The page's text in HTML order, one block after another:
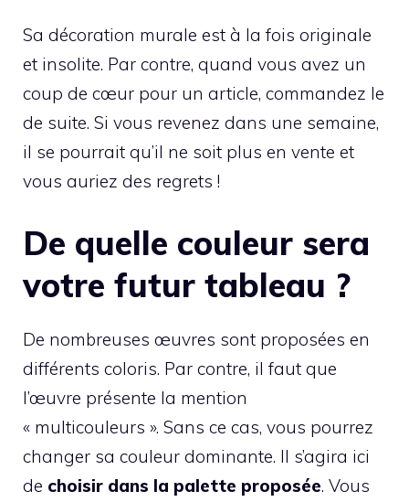
Sa décoration murale est à la fois originale
et insolite. Par contre, quand vous avez un
coup de cœur pour un article, commandez le
de suite. Si vous revenez dans une semaine,
il se pourrait qu’il ne soit plus en vente et
vous auriez des regrets !
De quelle couleur sera
votre futur tableau ?
De nombreuses œuvres sont proposées en
différents coloris. Par contre, il faut que
l’œuvre présente la mention
« multicouleurs ». Sans ce cas, vous pourrez
changer sa couleur dominante. Il s’agira ici
de choisir dans la palette proposée. Vous